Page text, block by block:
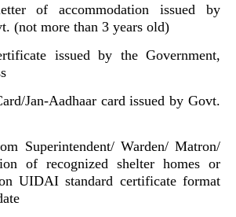
of accommodation issued by
(not more than 3 years old)
issued by the Government,
Jan-Aadhaar card issued by Govt.
Superintendent/ Warden/ Matron/
of recognized shelter homes or
UIDAI standard certificate format